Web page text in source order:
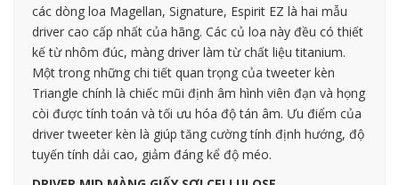
các dòng loa Magellan, Signature, Espirit EZ là hai mẫu
driver cao cấp nhất của hãng. Các củ loa này đều có thiết
kế từ nhôm đúc, màng driver làm từ chất liệu titanium.
Một trong những chi tiết quan trọng của tweeter kèn
Triangle chính là chiếc mũi định âm hình viên đạn và họng
còi được tính toán và tối ưu hóa độ tán âm. Ưu điểm của
driver tweeter kèn là giúp tăng cường tính định hướng, độ
tuyến tính dải cao, giảm đáng kể độ méo.